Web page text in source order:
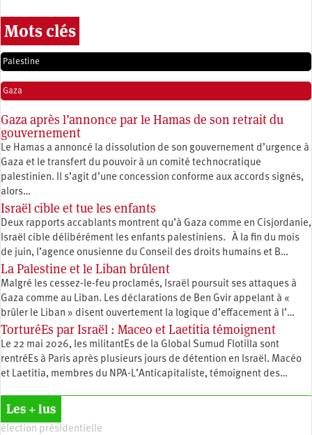
Mots clés
Palestine
Gaza
Gaza après l’annonce par le Hamas de son retrait du
gouvernement
Le Hamas a annoncé la dissolution de son gouvernement d’urgence à
Gaza et le transfert du pouvoir à un comité technocratique
palestinien. Il s’agit d’une concession conforme aux accords signés,
alors…
Israël cible et tue les enfants
Deux rapports accablants montrent qu’à Gaza comme en Cisjordanie,
Israël cible délibérément les enfants palestiniens. À la fin du mois
de juin, l’agence onusienne du Conseil des droits humains et B…
La Palestine et le Liban brûlent
Malgré les cessez-le-feu proclamés, Israël poursuit ses attaques à
Gaza comme au Liban. Les déclarations de Ben Gvir appelant à «
brûler le Liban » disent ouvertement la logique d’effacement à l’…
TorturéEs par Israël : Maceo et Laetitia témoignent
Le 22 mai 2026, les militantEs de la Global Sumud Flotilla sont
rentréEs à Paris après plusieurs jours de détention en Israël. Macéo
et Laetitia, membres du ‪NPA-L’Anticapitaliste, témoignent des…
Les + lus
élection présidentielle